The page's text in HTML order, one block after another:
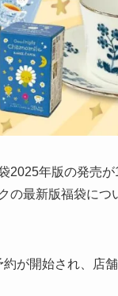
2025年版の発売
の最新版福袋につ
が開始され、店